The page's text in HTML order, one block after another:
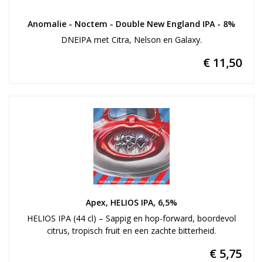
Anomalie - Noctem - Double New England IPA - 8%
DNEIPA met Citra, Nelson en Galaxy.
€ 11,50
Apex, HELIOS IPA, 6,5%
HELIOS IPA (44 cl) – Sappig en hop-forward, boordevol
citrus, tropisch fruit en een zachte bitterheid.
€ 5,75